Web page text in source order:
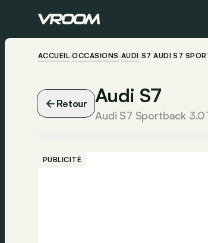
ACCUEIL OCCASIONS AUDI S7 AUDI S7
Retour Audi S7
PUBLICITÉ